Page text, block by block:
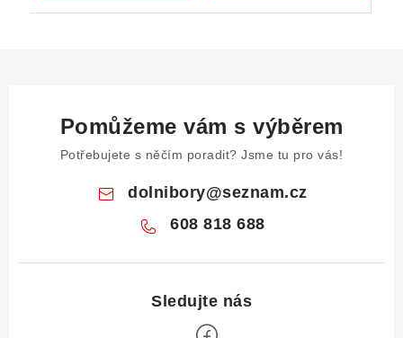
Pomůžeme vám s výběrem
Potřebujete s něčím poradit? Jsme tu pro vás!
dolnibory@seznam.cz
608 818 688